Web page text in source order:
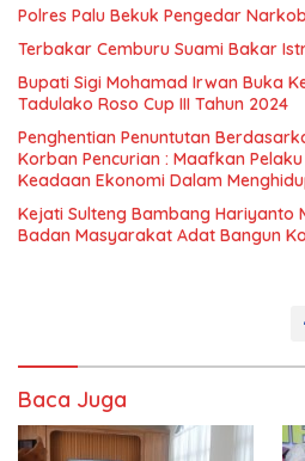
Polres Palu Bekuk Pengedar
Terbakar Cemburu Suami Bakar
Bupati Sigi Mohamad Irwan Buka
Tadulako Roso Cup III Tahun 2024
Penghentian Penuntutan
Korban Pencurian : Maafkan
Keadaan Ekonomi Dalam
Kejati Sulteng Bambang Hariyanto
Badan Masyarakat Adat Bangun
Baca Juga